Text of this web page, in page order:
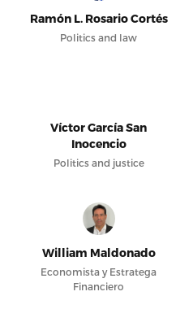
Ramón L. Rosario Cortés
Politics and law
Víctor García San
Inocencio
Politics and justice
William Maldonado
Economista y Estratega
Financiero